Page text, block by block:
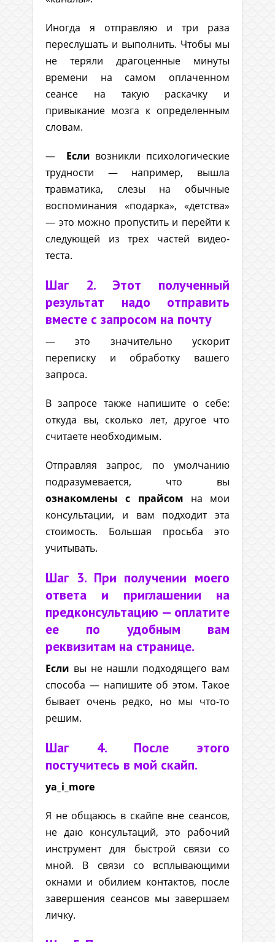
Иногда я отправляю и три раза
переслушать и выполнить. Чтобы мы
не теряли драгоценные минуты
времени на самом оплаченном
сеансе на такую раскачку и
привыкание мозга к определенным
словам.
— Если возникли психологические
трудности — например, вышла
травматика, слезы на обычные
воспоминания «подарка», «детства»
— это можно пропустить и перейти к
следующей из трех частей видео-
теста.
Шаг 2. Этот полученный
результат надо отправить
вместе с запросом на почту
— это значительно ускорит
переписку и обработку вашего
запроса.
В запросе также напишите о себе:
откуда вы, сколько лет, другое что
считаете необходимым.
Отправляя запрос, по умолчанию
подразумевается, что вы
ознакомлены с прайсом на мои
консультации, и вам подходит эта
стоимость. Большая просьба это
учитывать.
Шаг 3. При получении моего
ответа и приглашении на
предконсультацию — оплатите
ее по удобным вам
реквизитам на странице.
Если вы не нашли подходящего вам
способа — напишите об этом. Такое
бывает очень редко, но мы что-то
решим.
Шаг 4. После этого
постучитесь в мой скайп.
ya_i_more
Я не общаюсь в скайпе вне сеансов,
не даю консультаций, это рабочий
инструмент для быстрой связи со
мной. В связи со всплывающими
окнами и обилием контактов, после
завершения сеансов мы завершаем
личку.